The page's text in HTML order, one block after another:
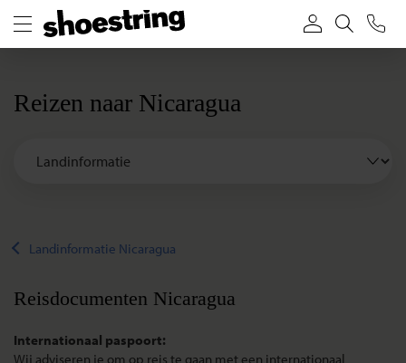
Reizen naar Nicaragua
Landinformatie Nicaragua
Reisdocumenten Nicaragua
Internationaal paspoort:
Wij adviseren je om op reis te gaan met een internationaal